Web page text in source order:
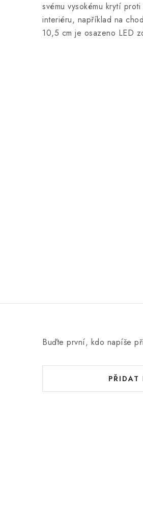
svému vysokému krytí
interiéru, například na
10,5 cm je osazeno LED
Buďte první, kdo napíše
PŘIDAT